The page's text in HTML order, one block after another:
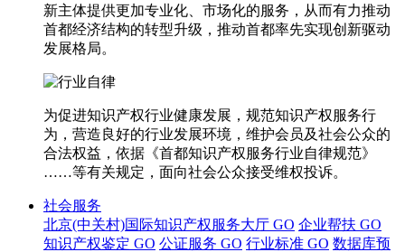
新主体提供更加专业化、市场化的服务，从而有力推动
首都经济结构的转型升级，推动首都率先实现创新驱动
发展格局。
为促进知识产权行业健康发展，规范知识产权服务行
为，营造良好的行业发展环境，维护会员及社会公众的
合法权益，依据《首都知识产权服务行业自律规范》
……等有关规定，面向社会公众接受维权投诉。
社会服务
北京(中关村)国际知识产权服务大厅 GO 企业帮扶 GO
知识产权鉴定 GO 公证服务 GO 行业标准 GO 数据库预